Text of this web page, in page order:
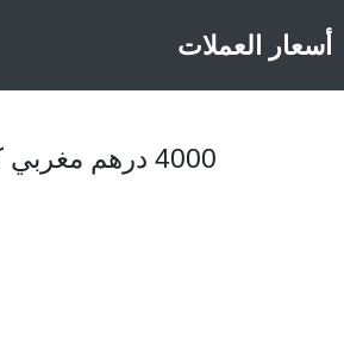
أسعار العملات
4000 درهم مغربي كم دينار كويتي